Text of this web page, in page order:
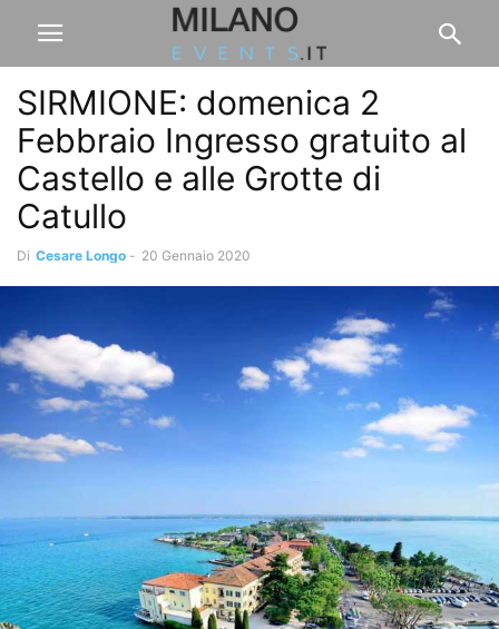
SIRMIONE: domenica 2
Febbraio Ingresso gratuito al
Castello e alle Grotte di
Catullo
Di Cesare Longo - 20 Gennaio 2020